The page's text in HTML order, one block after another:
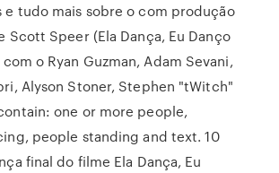
e tudo mais sobre o com produção
Scott Speer (Ela Dança, Eu Danço
o Ryan Guzman, Adam Sevani,
Alyson Stoner, Stephen "tWitch"
one or more people,
people standing and text. 10
final do filme Ela Dança, Eu